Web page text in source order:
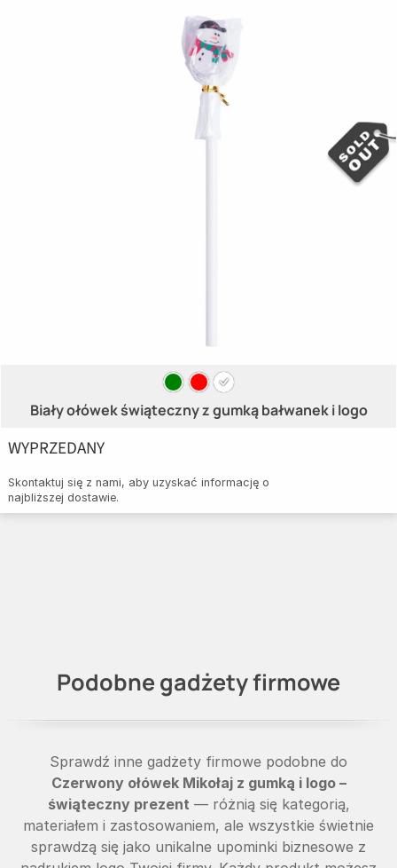
Biały ołówek świąteczny z gumką bałwanek i logo
WYPRZEDANY
Skontaktuj się z nami, aby uzyskać informację o
najbliższej dostawie.
Podobne gadżety firmowe
Sprawdź inne gadżety firmowe podobne do
Czerwony ołówek Mikołaj z gumką i logo –
świąteczny prezent — różnią się kategorią,
materiałem i zastosowaniem, ale wszystkie świetnie
sprawdzą się jako unikalne upominki biznesowe z